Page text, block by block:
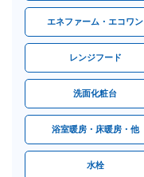
エネファーム・エコワン
レンジフード
洗面化粧台
浴室暖房・床暖房・他
水栓